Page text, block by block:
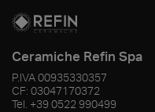
Ceramiche Refin Spa
P.IVA00935330357
CF: 03047170372
Tel. +39 0522 990499